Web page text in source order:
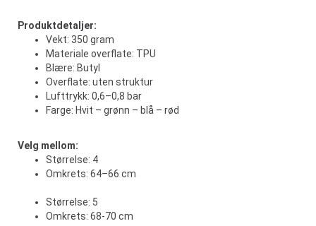
Produktdetaljer:
Vekt: 350 gram
Materiale overflate: TPU
Blære: Butyl
Overflate: uten struktur
Lufttrykk: 0,6–0,8 bar
Farge: Hvit – grønn – blå – rød
Velg mellom:
Størrelse: 4
Omkrets: 64–66 cm
Størrelse: 5
Omkrets: 68-70 cm